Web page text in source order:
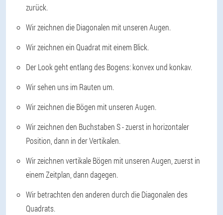
zurück.
Wir zeichnen die Diagonalen mit unseren Augen.
Wir zeichnen ein Quadrat mit einem Blick.
Der Look geht entlang des Bogens: konvex und konkav.
Wir sehen uns im Rauten um.
Wir zeichnen die Bögen mit unseren Augen.
Wir zeichnen den Buchstaben S - zuerst in horizontaler
Position, dann in der Vertikalen.
Wir zeichnen vertikale Bögen mit unseren Augen, zuerst in
einem Zeitplan, dann dagegen.
Wir betrachten den anderen durch die Diagonalen des
Quadrats.